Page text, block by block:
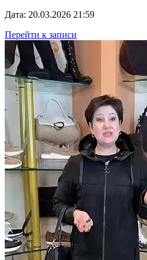
Дата: 20.03.2026 21:59
Перейти к записи